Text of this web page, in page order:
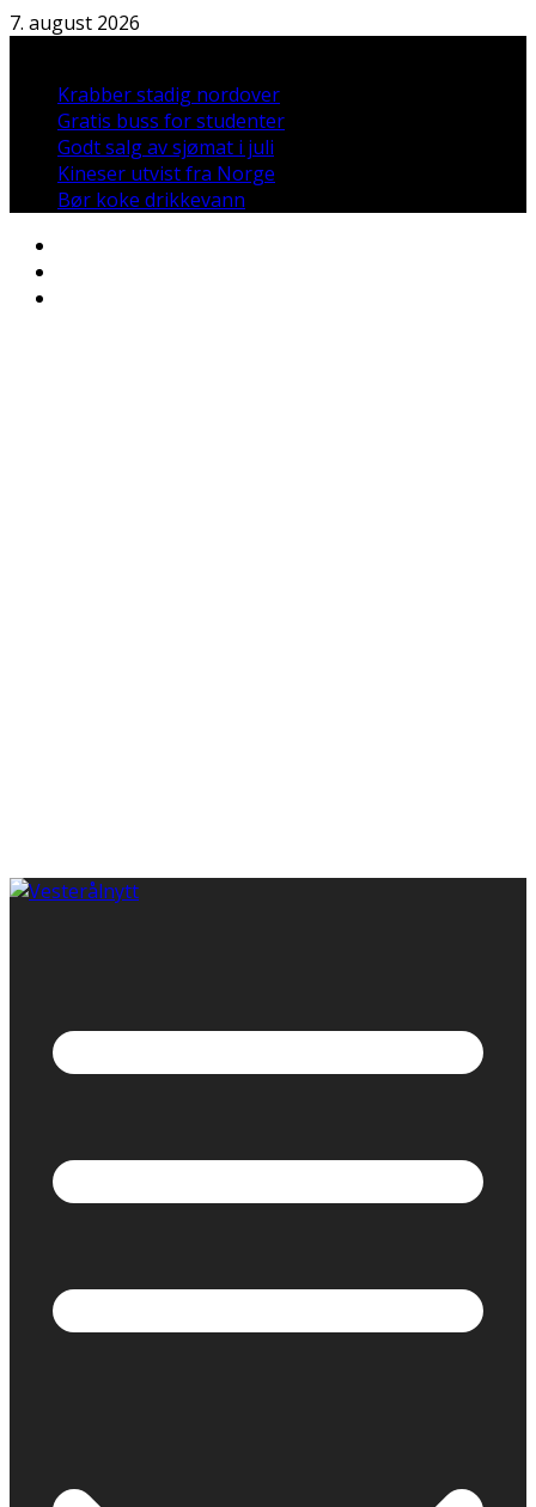
Hopp
7. august 2026
Krabber stadig nordover
Gratis buss for studenter
Godt salg av sjømat i juli
Kineser utvist fra Norge
Bør koke drikkevann